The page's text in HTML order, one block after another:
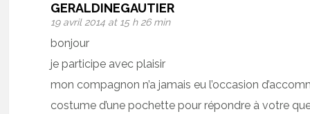
GERALDINEGAUTIER
19 avril 2014 at 15 h 26 min
bonjour
je participe avec plaisir
mon compagnon n’a jamais eu l’occasion
costume d’une pochette pour répondre à votre